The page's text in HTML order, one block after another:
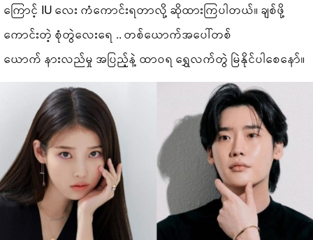
ကြောင့် IU လေး ကံကောင်းရတာလို့ ဆိုထားကြပါတယ်။ ချစ်ဖို့
ကောင်းတဲ့ စုံတွဲလေးရေ .. တစ်ယောက်အပေါ်တစ်
ယောက် နားလည်မှု အပြည့်နဲ့ ထာဝရ ရွှေလက်တွဲ မြဲနိုင်ပါစေနော်။